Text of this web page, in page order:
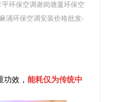
环保空调谢岗塘厦环保空
涌环保空调安装价格批发-
效， 能耗仅为传统中